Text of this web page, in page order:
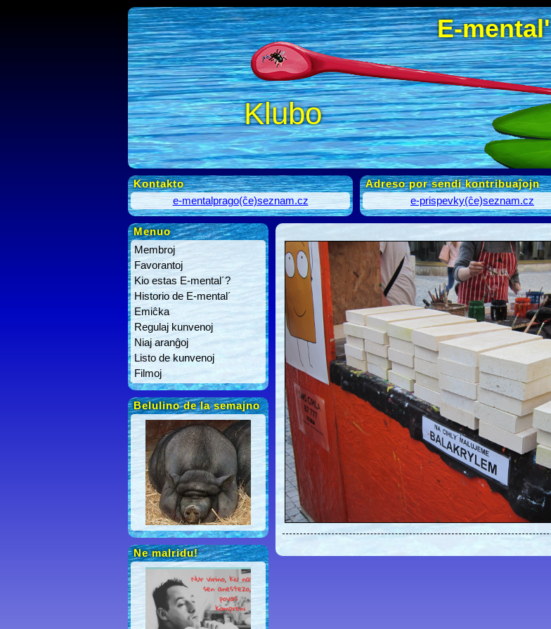
E-mental'
Klubo
Kontakto
e-mentalprago(ĉe)seznam.cz
Adreso por sendi kontribuaĵojn
e-prispevky(ĉe)seznam.cz
Menuo
Membroj
Favorantoj
Kio estas E-mental´?
Historio de E-mental´
Emiĉka
Regulaj kunvenoj
Niaj aranĝoj
Listo de kunvenoj
Filmoj
Belulino de la semajno
Ne malridu!